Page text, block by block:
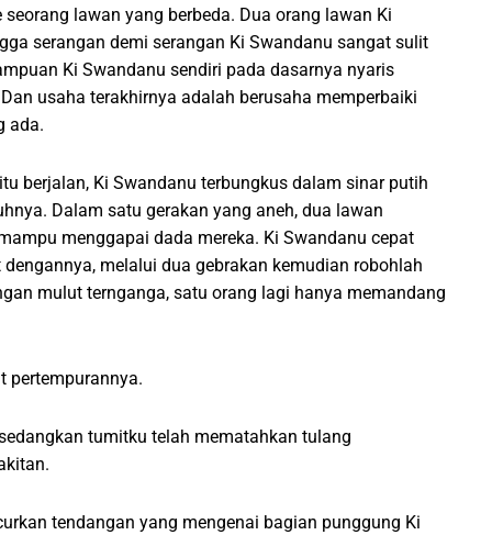
lawan yang berbeda. Dua orang lawan Ki
serangan demi serangan Ki Swandanu sangat sulit
Ki Swandanu sendiri pada dasarnya nyaris
usaha terakhirnya adalah berusaha memperbaiki
ada.
berjalan, Ki Swandanu terbungkus dalam sinar putih
Dalam satu gerakan yang aneh, dua lawan
menggapai dada mereka. Ki Swandanu cepat
melalui dua gebrakan kemudian robohlah
mulut ternganga, satu orang lagi hanya memandang
pertempurannya.
tumitku telah mematahkan tulang
tendangan yang mengenai bagian punggung Ki